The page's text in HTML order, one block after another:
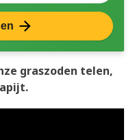
graszoden telen,